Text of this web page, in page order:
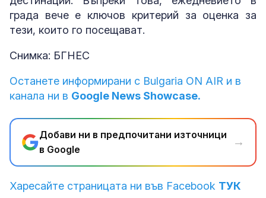
града вече е ключов критерий за оценка за
тези, които го посещават.
Снимка: БГНЕС
Останете информирани с Bulgaria ON AIR и в
канала ни в Google News Showcase.
Добави ни в предпочитани източници
в Google
→
Харесайте страницата ни във Facebook ТУК